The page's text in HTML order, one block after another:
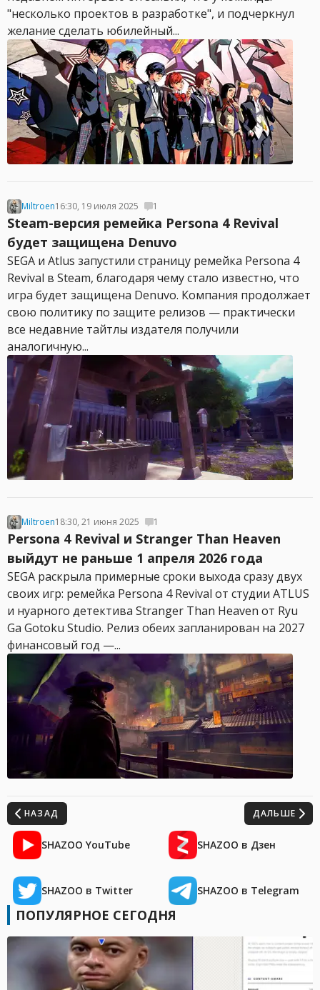
"несколько проектов в разработке", и подчеркнул
желание сделать юбилейный...
Miltroen16:30, 19 июля 2025 1
Steam-версия ремейка Persona 4 Revival
будет защищена Denuvo
SEGA и Atlus запустили страницу ремейка Persona 4
Revival в Steam, благодаря чему стало известно, что
игра будет защищена Denuvo. Компания продолжает
свою политику по защите релизов — практически
все недавние тайтлы издателя получили
аналогичную...
Miltroen18:30, 21 июня 2025 1
Persona 4 Revival и Stranger Than Heaven
выйдут не раньше 1 апреля 2026 года
SEGA раскрыла примерные сроки выхода сразу двух
своих игр: ремейка Persona 4 Revival от студии ATLUS
и нуарного детектива Stranger Than Heaven от Ryu
Ga Gotoku Studio. Релиз обеих запланирован на 2027
финансовый год —...
НАЗАД ДАЛЬШЕ
SHAZOO YouTube SHAZOO в Дзен
SHAZOO в Twitter SHAZOO в Telegram
ПОПУЛЯРНОЕ СЕГОДНЯ